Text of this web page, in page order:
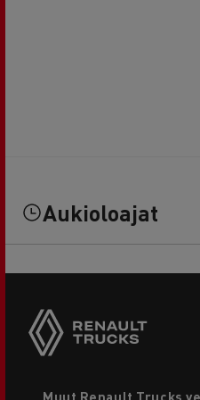
Aukioloajat
Muut Renault Trucks